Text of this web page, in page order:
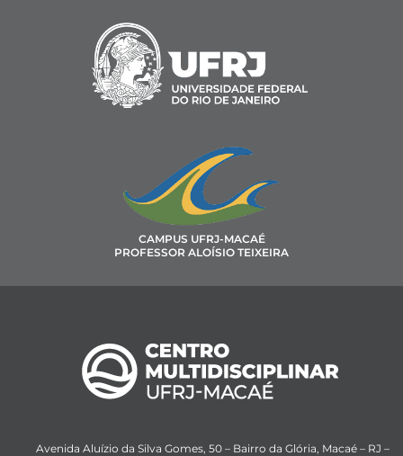
CAMPUS UFRJ-MACAÉ
PROFESSOR ALOÍSIO TEIXEIRA
Avenida Aluízio da Silva Gomes, 50 – Bairro da Glória, Macaé – RJ –